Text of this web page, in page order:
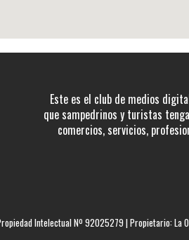
Este es el club de medios
que sampedrinos y turistas
comercios, servicios,
Intelectual Nº 92025279 | Propietario: La